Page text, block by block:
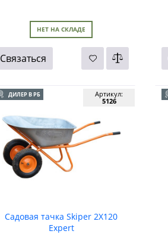
НЕТ НА СКЛАДЕ
Связаться
ДИЛЕР В РБ
Садовая тачка Skiper 2Х120
Expert
Артикул:
5126